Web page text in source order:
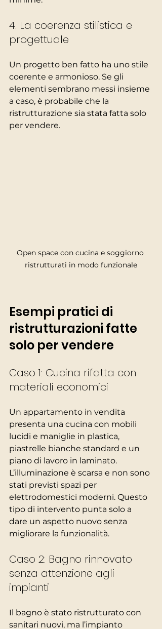
4. La coerenza stilistica e
progettuale
Un progetto ben fatto ha uno stile
coerente e armonioso. Se gli
elementi sembrano messi insieme
a caso, è probabile che la
ristrutturazione sia stata fatta solo
per vendere.
Open space con cucina e soggiorno
ristrutturati in modo funzionale
Esempi pratici di
ristrutturazioni fatte
solo per vendere
Caso 1: Cucina rifatta con
materiali economici
Un appartamento in vendita
presenta una cucina con mobili
lucidi e maniglie in plastica,
piastrelle bianche standard e un
piano di lavoro in laminato.
L’illuminazione è scarsa e non sono
stati previsti spazi per
elettrodomestici moderni. Questo
tipo di intervento punta solo a
dare un aspetto nuovo senza
migliorare la funzionalità.
Caso 2: Bagno rinnovato
senza attenzione agli
impianti
Il bagno è stato ristrutturato con
sanitari nuovi, ma l’impianto